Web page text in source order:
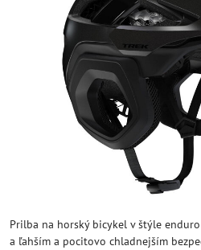
Prilba na horský bicykel v štýle
a ľahším a pocitovo chladnejším